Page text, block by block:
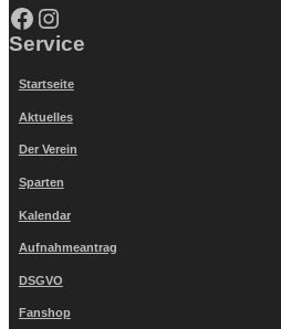
Facebook Instagram
Service
Startseite
Aktuelles
Der Verein
Sparten
Kalendar
Aufnahmeantrag
DSGVO
Fanshop